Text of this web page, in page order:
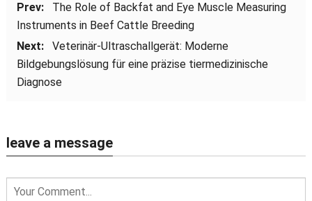
Prev:
The Role of Backfat and Eye Muscle Measuring
Instruments in Beef Cattle Breeding
Next:
Veterinär-Ultraschallgerät: Moderne
Bildgebungslösung für eine präzise tiermedizinische
Diagnose
leave a message